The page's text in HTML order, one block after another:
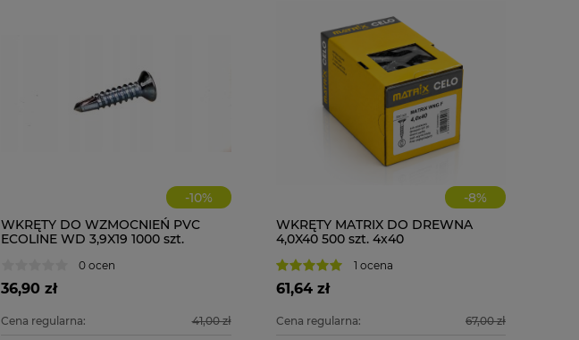
-10%
WKRĘTY DO WZMOCNIEŃ PVC
ECOLINE WD 3,9X19 1000 szt.
0 ocen
36,90 zł
Cena regularna: 41,00 zł
-8%
WKRĘTY MATRIX DO DREWNA
4,0X40 500 szt. 4x40
1 ocena
61,64 zł
Cena regularna: 67,00 zł